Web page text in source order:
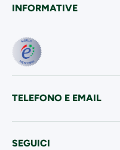
INFORMATIVE
TELEFONO E EMAIL
SEGUICI